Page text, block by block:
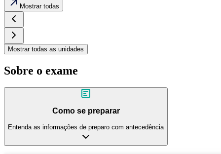
Mostrar todas
Mostrar todas as unidades
Sobre o exame
Como se preparar
Entenda as informações de preparo com antecedência